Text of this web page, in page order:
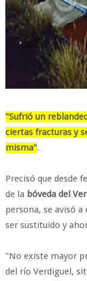
"Sufrió un
ciertas fracturas y
misma".
Precisó que desde
de la bóveda del
persona, se avisó a
ser sustituido y
"No existe mayor
del río Verdiguel,